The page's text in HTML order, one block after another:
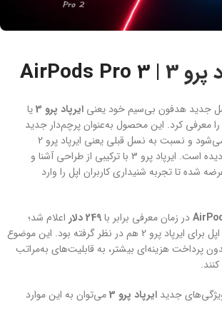
پرو 3 | AirPods Pro 3
ایرپاد پرو 3
یا
را معرفی کرد. این محصول به‌عنوان پرچم‌دار جدید
دنیای ایرپادها شناخته می‌شود و نسبت به نسل قبلی یعنی ایرپاد پرو 2
تغییرات بزرگی به خود دیده است. ایرپاد پرو 3 با ترکیبی از طراحی آشنا و
شده تا تجربه شنیداری کاربران اپل را وارد
در زمان معرفی برابر با249 دلار
اعلام شد؛
همان قیمت اولیه‌ای که اپل برای ایرپاد پرو 2 هم در نظر گرفته بود. این موضوع
پرداخت هزینه‌ای بیشتر، به قابلیت‌های به‌مراتب
جدید ایرپاد پرو 3
می‌توان به این موارد